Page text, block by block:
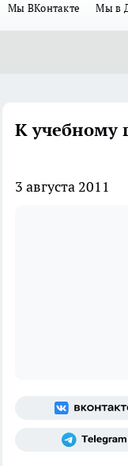
Мы ВКонтакте Мы в
К учебному
3 августа 2011